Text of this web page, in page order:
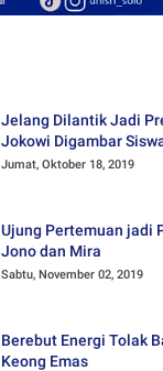
Jelang Dilantik Jadi
Jokowi Digambar
Jumat, Oktober 18, 2019
Ujung Pertemuan jadi
Jono dan Mira
Sabtu, November 02, 2019
Berebut Energi Tolak
Keong Emas